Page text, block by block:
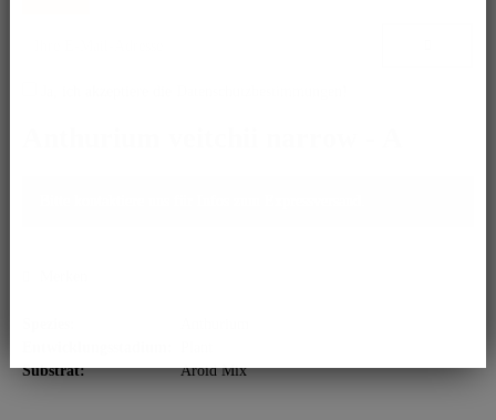
Substrat:
Aroid Mix